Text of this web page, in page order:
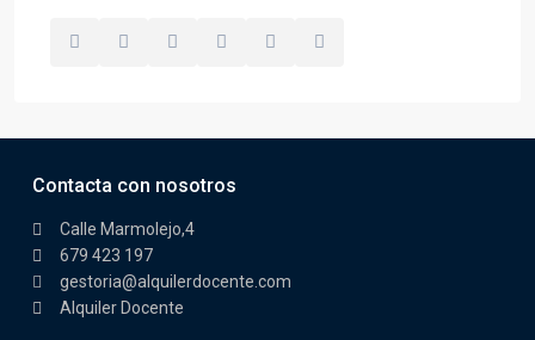
Contacta con nosotros
Calle Marmolejo,4
679 423 197
gestoria@alquilerdocente.com
Alquiler Docente